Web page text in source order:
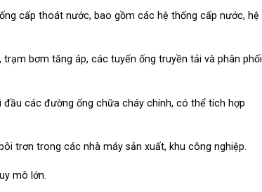
cấp thoát nước, bao gồm các hệ thống cấp nước, hệ
bơm tăng áp, các tuyến ống truyền tải và phân phối
các đường ống chữa cháy chính, có thể tích hợp
trơn trong các nhà máy sản xuất, khu công nghiệp.
mô lớn.